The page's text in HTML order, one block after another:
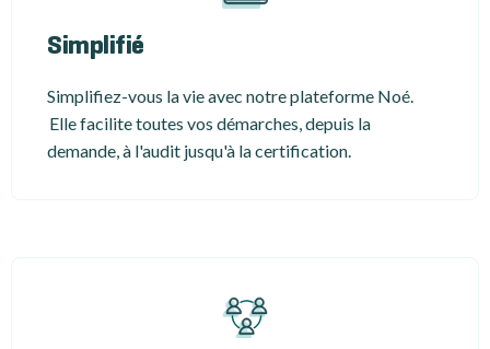
Simplifié
Simplifiez-vous la vie avec notre plateforme Noé.
Elle facilite toutes vos démarches, depuis la
demande, à l'audit jusqu'à la certification.